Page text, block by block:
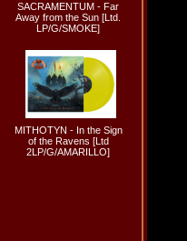
SACRAMENTUM - Far
Away from the Sun [Ltd.
LP/G/SMOKE]
MITHOTYN - In the Sign
of the Ravens [Ltd
2LP/G/AMARILLO]